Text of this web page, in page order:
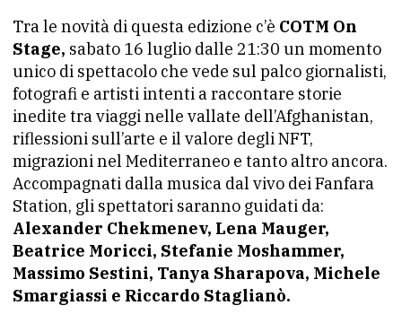
Tra le novità di questa edizione c’è COTM On
Stage, sabato 16 luglio dalle 21:30 un momento
unico di spettacolo che vede sul palco giornalisti,
fotografi e artisti intenti a raccontare storie
inedite tra viaggi nelle vallate dell’Afghanistan,
riflessioni sull’arte e il valore degli NFT,
migrazioni nel Mediterraneo e tanto altro ancora.
Accompagnati dalla musica dal vivo dei Fanfara
Station, gli spettatori saranno guidati da:
Alexander Chekmenev, Lena Mauger,
Beatrice Moricci, Stefanie Moshammer,
Massimo Sestini, Tanya Sharapova, Michele
Smargiassi e Riccardo Staglianò.